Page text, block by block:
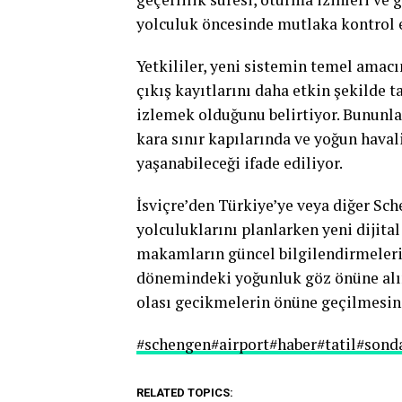
yolculuk öncesinde mutlaka
Yetkililer, yeni sistemin temel
çıkış kayıtlarını daha etkin
izlemek olduğunu belirtiyor.
kara sınır kapılarında ve yoğun
yaşanabileceği ifade ediliyor.
İsviçre’den Türkiye’ye veya diğer
yolculuklarını planlarken yeni dijital
makamların güncel
dönemindeki yoğunluk göz önüne
olası gecikmelerin önüne
#schengen#airport#haber#tatil
RELATED TOPICS: